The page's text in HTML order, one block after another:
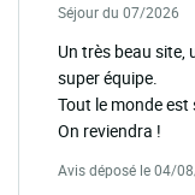
Séjour du 07/2026
Un très beau
super équipe.
Tout le monde est
On reviendra !
Avis déposé le 04/